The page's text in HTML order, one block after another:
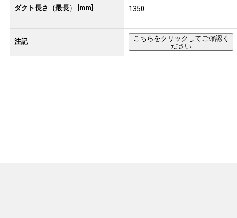
ダクト長さ（最長） [mm] 1350
注記
こちらをクリックしてご確認く
ださい